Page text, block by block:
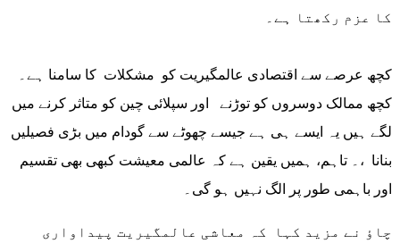
کا عزم رکھتا ہے۔
کچھ عرصے سے اقتصادی عالمگیریت کو مشکلات کا سامنا ہے۔
کچھ ممالک دوسروں کو توڑنے اور سپلائی چین کو متاثر کرنے میں
لگے ہیں یہ ایسے ہی ہے جیسے چھوٹے سے گودام میں بڑی فصیلیں
بنانا ،۔ تاہم، ہمیں یقین ہے کہ عالمی معیشت کبھی بھی تقسیم
اور باہمی طور پر الگ نہیں ہو گی۔